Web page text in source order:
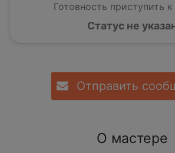
Готовность приступить к
Статус не
Отправить
О мастере